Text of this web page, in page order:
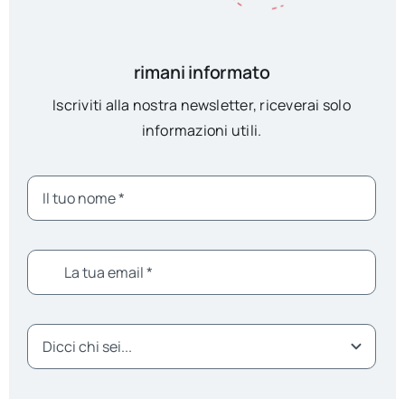
rimani informato
Iscriviti alla nostra newsletter, riceverai solo
informazioni utili.